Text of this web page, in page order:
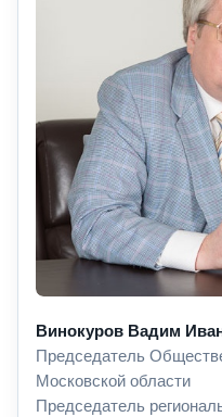
Винокуров Вадим
Председатель
Московской области
Председатель